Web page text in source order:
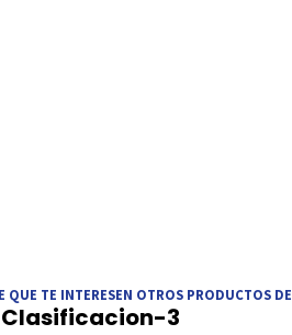
QUE TE INTERESEN OTROS PRODUCTOS DE
Clasificacion-3